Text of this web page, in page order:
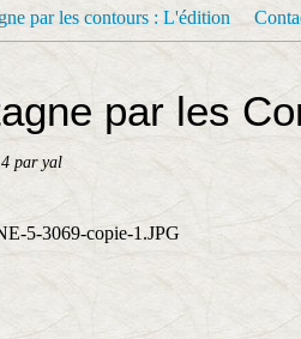
par les contours : L'édition
par les
par yal